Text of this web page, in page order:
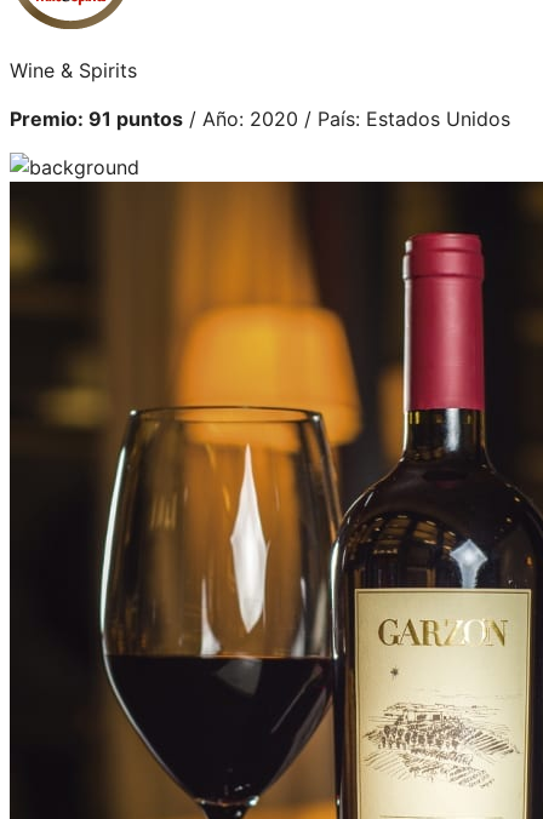
Wine & Spirits
Premio: 91 puntos / Año: 2020 / País: Estados Unidos